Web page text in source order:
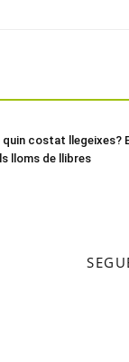
quin costat llegeixes?
lloms de llibres